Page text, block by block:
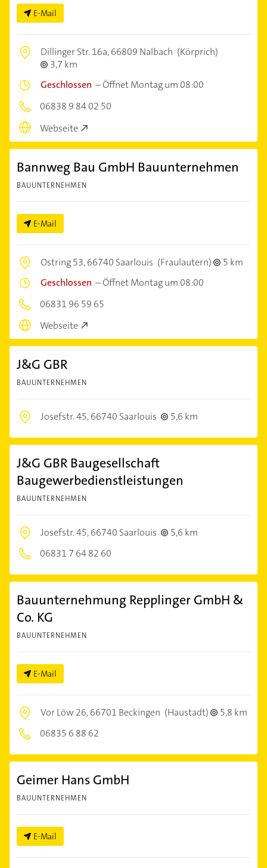
E-Mail
Dillinger Str. 16a,66809 Nalbach (Körprich)
3,7 km
Geschlossen –Öffnet Montag um 08:00
06838 9 84 02 50
Webseite
Bannweg Bau GmbH Bauunternehmen
BAUUNTERNEHMEN
E-Mail
Ostring 53,66740 Saarlouis (Fraulautern)
5 km
Geschlossen –Öffnet Montag um 08:00
06831 96 59 65
Webseite
J&G GBR
BAUUNTERNEHMEN
Josefstr. 45,66740 Saarlouis 5,6 km
J&G GBR Baugesellschaft
Baugewerbedienstleistungen
BAUUNTERNEHMEN
Josefstr. 45,66740 Saarlouis
5,6 km
06831 7 64 82 60
Bauunternehmung Repplinger GmbH &
Co. KG
BAUUNTERNEHMEN
E-Mail
Vor Löw 26,66701 Beckingen (Haustadt)
5,8 km
06835 6 88 62
Geimer Hans GmbH
BAUUNTERNEHMEN
E-Mail